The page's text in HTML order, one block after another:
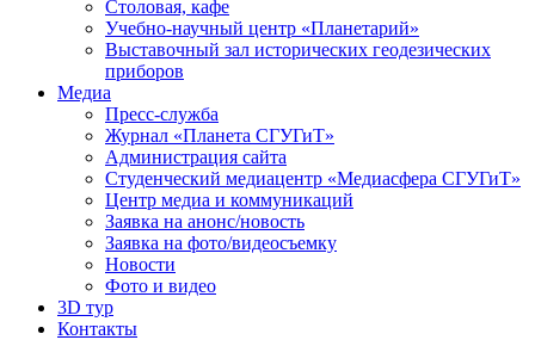
Столовая, кафе
Учебно-научный центр «Планетарий»
Выставочный зал исторических геодезических
приборов
Медиа
Пресс-служба
Журнал «Планета СГУГиТ»
Администрация сайта
Студенческий медиацентр «Медиасфера СГУГиТ»
Центр медиа и коммуникаций
Заявка на анонс/новость
Заявка на фото/видеосъемку
Новости
Фото и видео
3D тур
Контакты